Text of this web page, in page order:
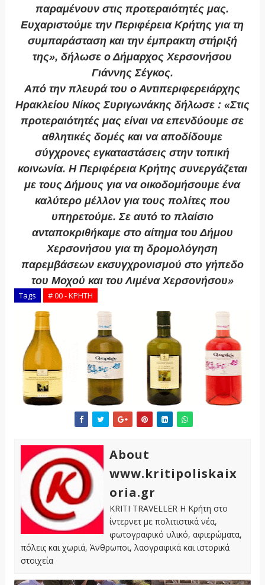
παραμένουν στις προτεραιότητές μας.
Ευχαριστούμε την Περιφέρεια Κρήτης για τη
συμπαράσταση και την έμπρακτη στήριξή
της», δήλωσε ο Δήμαρχος Χερσονήσου
Γιάννης Σέγκος.
Από την πλευρά του ο Αντιπεριφερειάρχης
Ηρακλείου Νίκος Συριγωνάκης δήλωσε : «Στις
προτεραιότητές μας είναι να επενδύουμε σε
αθλητικές δομές και να αποδίδουμε
σύγχρονες εγκαταστάσεις στην τοπική
κοινωνία. Η Περιφέρεια Κρήτης συνεργάζεται
με τους Δήμους για να οικοδομήσουμε ένα
καλύτερο μέλλον για τους πολίτες που
υπηρετούμε. Σε αυτό το πλαίσιο
ανταποκριθήκαμε στο αίτημα του Δήμου
Χερσονήσου για τη δρομολόγηση
παρεμβάσεων εκσυγχρονισμού στο γήπεδο
του Μοχού και του Λιμένα Χερσονήσου»
Tags # 00 - ΚΡΗΤΗ
About
www.kritipoliskaix
oria.gr
KRITI TRAVELLER Η Κρήτη στο
ίντερνετ με πολιτιστικά νέα,
φωτογραφικό υλικό, αφιερώματα,
πόλεις και χωριά, Άνθρωποι, λαογραφικά και ιστορικά
στοιχεία